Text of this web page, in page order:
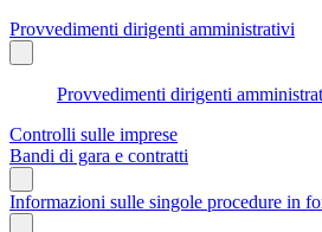
Provvedimenti dirigenti amministrativi
Provvedimenti dirigenti
Controlli sulle imprese
Bandi di gara e contratti
Informazioni sulle singole procedure in